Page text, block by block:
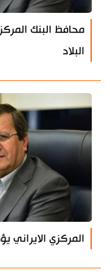
محافظ البنك
البلاد
المركزي الايراني